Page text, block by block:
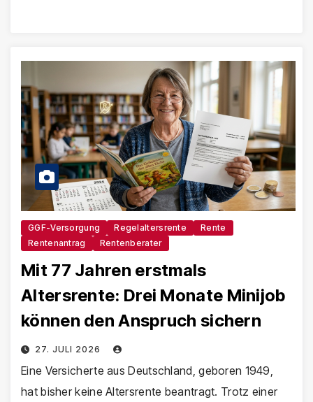
GGF-Versorgung Regelaltersrente
Rente
Rentenantrag
Rentenberater
Mit 77 Jahren erstmals
Altersrente: Drei Monate Minijob
können den Anspruch sichern
27. JULI 2026
Eine Versicherte aus Deutschland, geboren 1949,
hat bisher keine Altersrente beantragt. Trotz einer